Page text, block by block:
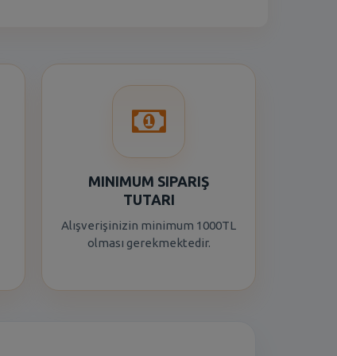
MINIMUM SIPARIŞ
TUTARI
Alışverişinizin minimum 1000TL
olması gerekmektedir.